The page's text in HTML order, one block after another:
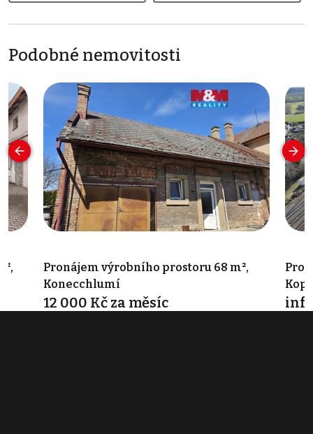
Podobné nemovitosti
Pronájem výrobního prostoru 68 m²,
Konecchlumí
12 000 Kč za měsíc